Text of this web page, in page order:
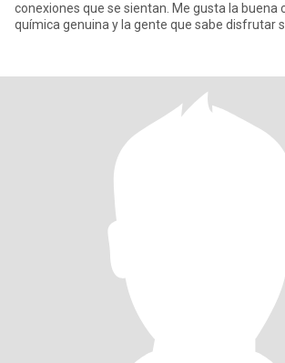
conexiones que se sientan. Me gusta la buena
química genuina y la gente que sabe disfrutar